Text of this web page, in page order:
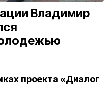
Владимир
проекта «Диалог